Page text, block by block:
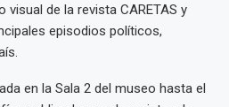
visual de la revista CARETAS y
episodios políticos,
en la Sala 2 del museo hasta el